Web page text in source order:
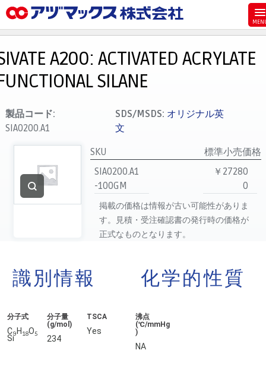
お気に入り
カート
マイアカウント
主要取扱ブランド
支払い
製品検索
A200: ACTIVATED ACRYLATE
SILANE
製品コード:
SIA0200.A1
SDS/MSDS: オリジナル英
文
SKU
標準小売価格
SIA0200.A1
-100GM
￥27280
0
掲載の価格は情報が古い可能性がありま
す。見積・受注確認書の発行時の価格が
正式なものとなります。
識別情報
分子式
C9 H 18O5
Si
分子量
(g/mol)
234
TSCA
Yes
化学的性質
沸点
(℃/mmHg
)
NA